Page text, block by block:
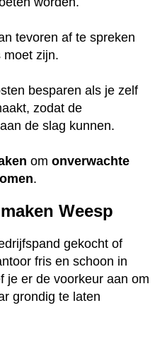
tevoren af te spreken
moet zijn.
besparen als je zelf
zodat de
de slag kunnen.
om onverwachte
.
Weesp
gekocht of
fris en schoon in
je er de voorkeur aan om
grondig te laten